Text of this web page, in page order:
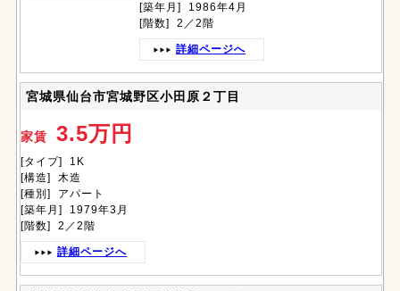
[築年月] 1986年4月
[階数] 2／2階
詳細ページへ
宮城県仙台市宮城野区小田原２丁目
家賃 3.5万円
[タイプ] 1K
[構造] 木造
[種別] アパート
[築年月] 1979年3月
[階数] 2／2階
詳細ページへ